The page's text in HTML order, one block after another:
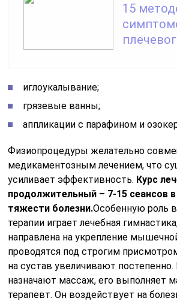
15
иглоукалывание;
грязевые ванны;
аппликации с парафином и
Физиопроцедуры желательно
медикаментозным лечением, что
усиливает эффективность. Курс
продолжительный – 7-15 сеансов
тяжести болезни.Особенную роль
терапии играет лечебная
направлена на укрепление
проводятся под строгим
на сустав увеличивают
назначают массаж, его выполняет
терапевт. Он воздействует на